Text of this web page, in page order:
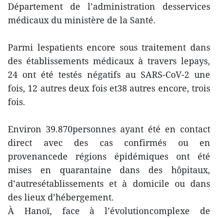
Département de l’administration desservices
médicaux du ministère de la Santé.
Parmi lespatients encore sous traitement dans
des établissements médicaux à travers lepays,
24 ont été testés négatifs au SARS-CoV-2 une
fois, 12 autres deux fois et38 autres encore, trois
fois.
Environ 39.870personnes ayant été en contact
direct avec des cas confirmés ou en
provenancede régions épidémiques ont été
mises en quarantaine dans des hôpitaux,
d’autresétablissements et à domicile ou dans
des lieux d’hébergement.
À Hanoï, face à l’évolutioncomplexe de